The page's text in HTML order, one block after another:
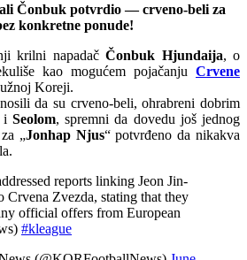
Čonbuk potvrdio — crveno-beli za
konkretne ponude!
krilni napadačČonbuk Hjundaija, o
kao mogućem pojačanju Crvene
Koreji.
da su crveno-beli, ohrabreni dobrim
i Seolom, spremni da dovedu još jednog
„Jonhap Njus“ potvrđeno da nikakva
reports linking Jeon Jin-
Crvena Zvezda, stating that they
official offers from European
#kleague